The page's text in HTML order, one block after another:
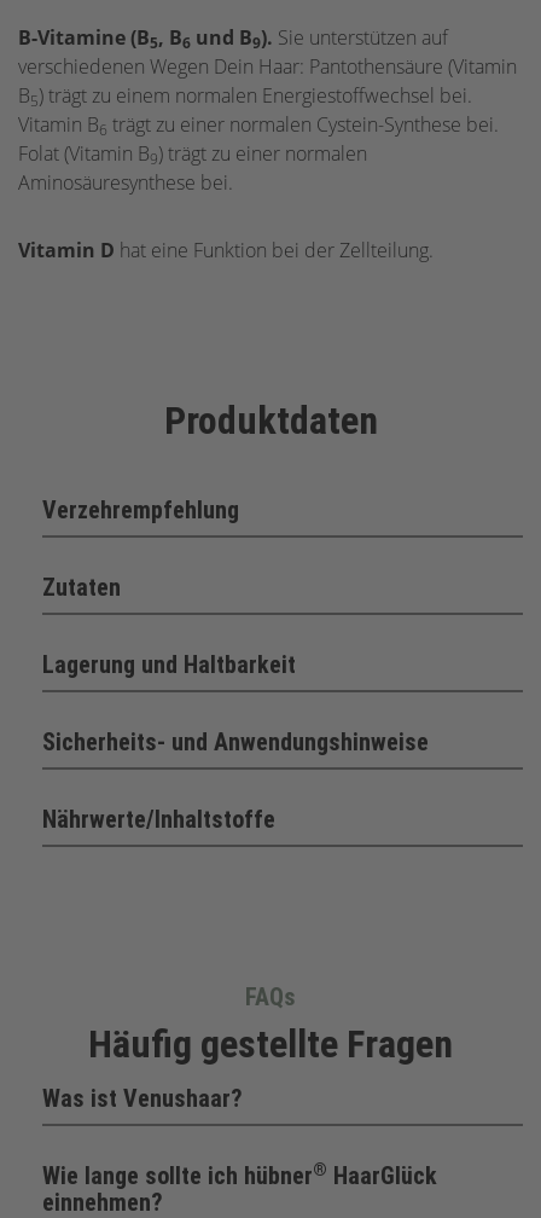
B-Vitamine (B5, B6 und B9). Sie unterstützen auf
verschiedenen Wegen Dein Haar: Pantothensäure (Vitamin
B5) trägt zu einem normalen Energiestoffwechsel bei.
Vitamin B6 trägt zu einer normalen Cystein-Synthese bei.
Folat (Vitamin B9) trägt zu einer normalen
Aminosäuresynthese bei.
Vitamin D hat eine Funktion bei der Zellteilung.
Produktdaten
Verzehrempfehlung
Zutaten
Lagerung und Haltbarkeit
Sicherheits- und Anwendungshinweise
Nährwerte/Inhaltstoffe
FAQs
Häufig gestellte Fragen
Was ist Venushaar?
Wie lange sollte ich hübner® HaarGlück
einnehmen?